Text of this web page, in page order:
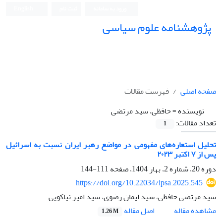
پژوهشنامه علوم سیاسی
صفحه اصلی
فهرست مقالات
نویسنده =حافظی، سید مرتضی
تعداد مقالات:
1
تحلیل استعاره‌های مفهومی در مواضع رهبر ایران نسبت به اسرائیل
پس از ۷ اکتبر ۲۰۲۳
دوره 20، شماره 2، بهار 1404، صفحه
111-144
https://doi.org/10.22034/ipsa.2025.545
سید مرتضی حافظی، سید ایمان رضوی، سید امیر نیاکویی
مشاهده مقاله
اصل مقاله 1.26 M